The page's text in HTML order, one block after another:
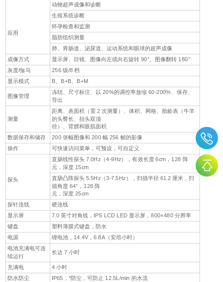
应用
动物超声成像和诊断
生殖系统诊断
怀孕检查和监测
脂肪组织测量
肺、胃肠道、泌尿道、运动系统和眼球的超声成像
成像方式 显示屏、目镜、图像向左或向右旋转 90°、图像翻转 180°
灰度/伽马 256 级/8 档
显示模式 B、B+B、B+M
图像管理
冻结、尺寸标注、以 20%的调控率放缩 60-200%、保存、
导出
测量
距离、表面积（需 2 次测量）、体积、网格、胎龄表（牛羊
的头臀长、抬头双顶
径）、背膘和眼肌面积
数据保存和储存 200 张幅图像和 200 幅 256 帧的影像
操作 可快速访问菜单，可预设，可自定义
探头
直肠线性探头 7.0Hz（4-9Hz），有效长度 6cm，128 阵
元，深度 15cm
直肠凸阵探头 5.5Hz（3-7.5Hz），扫描半径 61.2 厘米，扫
描角度 64°，128 阵
元，深度 25cm
探针连线
硬连线
显示屏 7.0 英寸对角线，IPS LCD LED 显示屏，800×480 分辨率
键盘 塑料薄膜式键盘，防水
电源 锂电池，14.4V，6.8A（安培小时）
电池充满电可连
续运行
长达 7 小时
充满电 4 小时
防水防尘
IP65，*防尘，可防止 12.5L/min 的水流